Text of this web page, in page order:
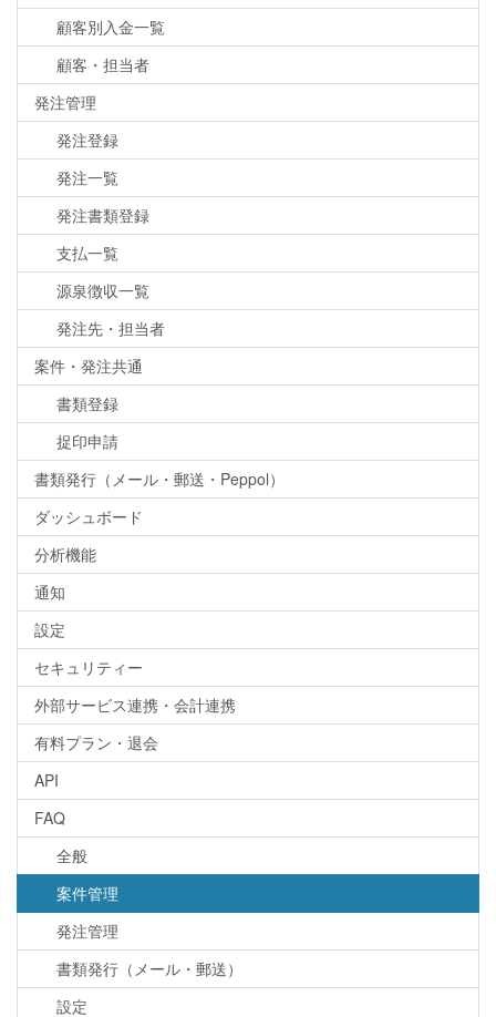
顧客別入金一覧
顧客・担当者
発注管理
発注登録
発注一覧
発注書類登録
支払一覧
源泉徴収一覧
発注先・担当者
案件・発注共通
書類登録
捉印申請
書類発行（メール・郵送・Peppol）
ダッシュボード
分析機能
通知
設定
セキュリティー
外部サービス連携・会計連携
有料プラン・退会
API
FAQ
全般
案件管理
発注管理
書類発行（メール・郵送）
設定